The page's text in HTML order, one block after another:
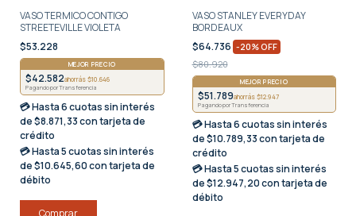
VASO TERMICO CONTIGO
STREETEVILLE VIOLETA
$53.228
MEJOR PRECIO
$42.582ahorrás $10.646
Pagando por Transferencia
💳 Hasta6 cuotas sin interés
de $8.871,33 con tarjeta de
crédito
💳 Hasta5 cuotas sin interés
de $10.645,60 con tarjeta de
débito
VASO STANLEY EVERYDAY
BORDEAUX
$64.736 -20%OFF
$80.920
MEJOR PRECIO
$51.789ahorrás $12.947
Pagando por Transferencia
💳 Hasta6 cuotas sin interés
de $10.789,33 con tarjeta de
crédito
💳 Hasta5 cuotas sin interés
de $12.947,20 con tarjeta de
débito